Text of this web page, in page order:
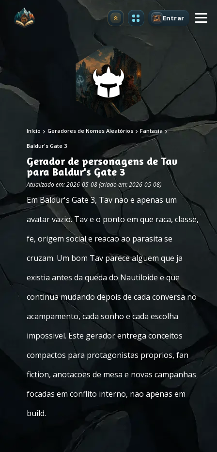
Atualizar Entrar
Início Geradores de Nomes Aleatórios Fantasia
Baldur's Gate 3
Gerador de personagens de Tav
para Baldur's Gate 3
Atualizado em: 2026-05-08 (criado em: 2026-05-08)
Em Baldur's Gate 3, Tav nao e apenas um
avatar vazio. Tav e o ponto em que raca, classe,
fe, origem social e reacao ao parasita se
cruzam. Um bom Tav parece alguem que ja
existia antes da queda do Nautiloide e que
continua mudando depois de cada conversa no
acampamento, cada sonho e cada escolha
impossivel. Este gerador entrega conceitos
compactos para protagonistas proprios, fan
fiction, anotacoes de mesa e novas campanhas
focadas em conflito interno, nao apenas em
build.